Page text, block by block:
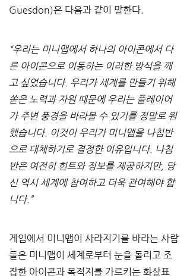
Guesdon)은 다음과 같이 말한다.
“우리는 미니맵에서 하나의 아이콘에서 다
른 아이콘으로 이동하는 이러한 방식을 깨
고 싶었습니다. 우리가 세계를 만들기 위해
쏟은 노력과 자원 때문에 우리는 플레이어
가 주변 풍경을 바라볼 수 있기를 정말로 원
했습니다. 이것이 우리가 미니맵을 나침반
으로 대체하기로 결정한 이유입니다. 나침
반은 여전히 힌트와 정보를 제공하지만, 당
신 역시 세계에 참여하고 더욱 관여해야 합
니다.”
게임에서 미니맵이 사라지기를 바라는 사람
들은 미니맵이 세계로부터 눈을 돌리고 조
잡한 아이콘과 목적지를 가르키는 화살표